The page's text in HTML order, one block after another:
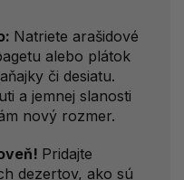
Natriete arašidové
alebo plátok
či desiatu.
a jemnej slanosti
nový rozmer.
Pridajte
dezertov, ako sú